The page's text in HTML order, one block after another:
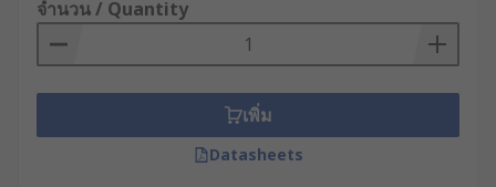
จำนวน / Quantity
เพิ่ม
Datasheets